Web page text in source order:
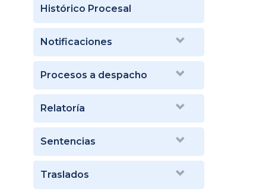
Histórico Procesal
Notificaciones
Procesos a despacho
Relatoría
Sentencias
Traslados